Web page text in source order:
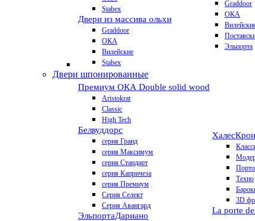
Stabex
Двери из массива ольхи
Graddoor
ОКА
Вилейские
Stabex
Graddoor
ОКА
Эльпорта
Двери шпонированные
Премиум ОКА Double solid wood
Aristokrat
Classic
High Tech
Белвуддорс
серия Гранд
серия Максимум
серия Стандарт
серия Капричеза
серия Премиум
Серия Селект
Серия Авангард
ЭльпортаДариано
Халес
Техно
3D
La porte